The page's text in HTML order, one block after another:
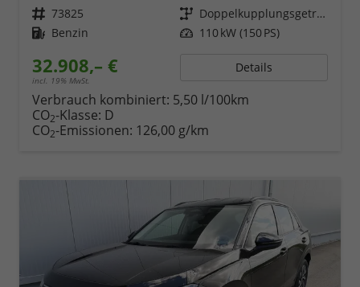
Fahrzeugnr. 73825 Getriebe
Doppelkupplungsgetriebe (DSG)
Kraftstoff Benzin Leistung 110 kW (150 PS)
32.908,– €
incl. 19% MwSt.
Details
Verbrauch kombiniert: 5,50 l/100km
CO2-Klasse: D
CO2-Emissionen: 126,00 g/km